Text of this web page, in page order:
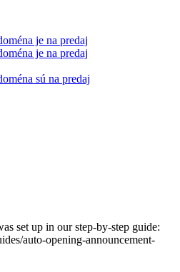
je na predaj
je na predaj
sú na predaj
set up in our step-by-step guide:
auto-opening-announcement-